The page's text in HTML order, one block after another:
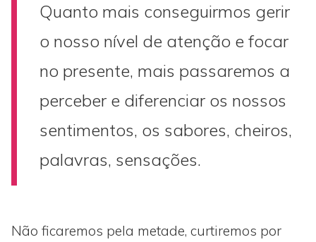
Quanto mais conseguirmos gerir
o nosso nível de atenção e focar
no presente, mais passaremos a
perceber e diferenciar os nossos
sentimentos, os sabores, cheiros,
palavras, sensações.
Não ficaremos pela metade, curtiremos por